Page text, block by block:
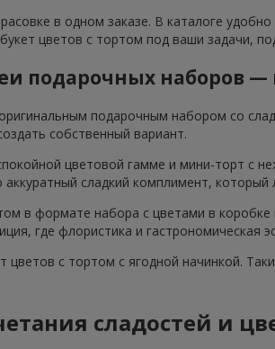
в одном заказе. В каталоге
цветов с тортом под ваши задачи,
подарочных наборов —
подарочным набором со
собственный вариант.
цветовой гамме и мини-торт с
аккуратный сладкий комплимент,
в формате набора с цветами в коробке
где флористика и гастрономическая
цветов с тортом с ягодной начинкой.
сладостей и